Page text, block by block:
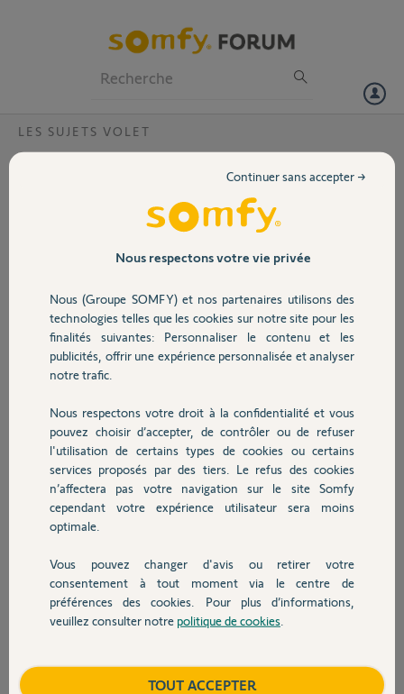
Volet
Sécurité
Domotique
Chauffage
Autres produits
Devis avec un pro
Contact
LES SUJETS VOLET
reset d'une bouton poussoir
j'ai fait une erreur lorsque j'ai configurer mon bouton SMOOVE
Je l'ai confondu avec un autre type de bouton. Je m'en suis rendu
J'ai donc voulu le reset pour le reconfigurer
j'ai bien reussi a le supprimer sans prb sur le site web de TaHoma.
Mais depuis impossible de le réintégré le system ne la passerelle
comment puis faire? et surtout sans que ça deconfigure les boutons
déjà configurés
Merci d'avance
Bonne journée
Maj L.
Participer au fil de discussion
Nous respectons votre vie privée
Nous (Groupe SOMFY) et nos partenaires utilisons des
technologies telles que les cookies sur notre site pour les
finalités suivantes: Personnaliser le contenu et les
publicités, offrir une expérience personnalisée et analyser
notre trafic.
Nous respectons votre droit à la confidentialité et vous
pouvez choisir d’accepter, de contrôler ou de refuser
l'utilisation de certains types de cookies ou certains
services proposés par des tiers. Le refus des cookies
n’affectera pas votre navigation sur le site Somfy
cependant votre expérience utilisateur sera moins
optimale.
Vous pouvez changer d'avis ou retirer votre
consentement à tout moment via le centre de
préférences des cookies. Pour plus d’informations,
veuillez consulter notre politique de cookies
Continuer sans accepter →
TOUT ACCEPTER